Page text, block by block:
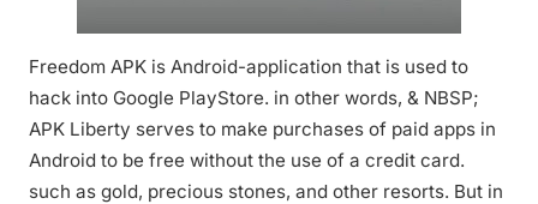
Freedom APK is Android-application that is used to
hack into Google PlayStore. in other words, & NBSP;
APK Liberty serves to make purchases of paid apps in
Android to be free without the use of a credit card.
such as gold, precious stones, and other resorts. But in